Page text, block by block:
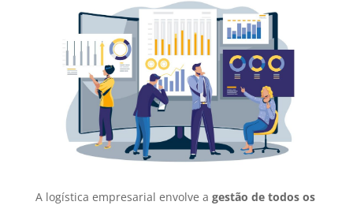
A logística empresarial envolve a gestão de todos os